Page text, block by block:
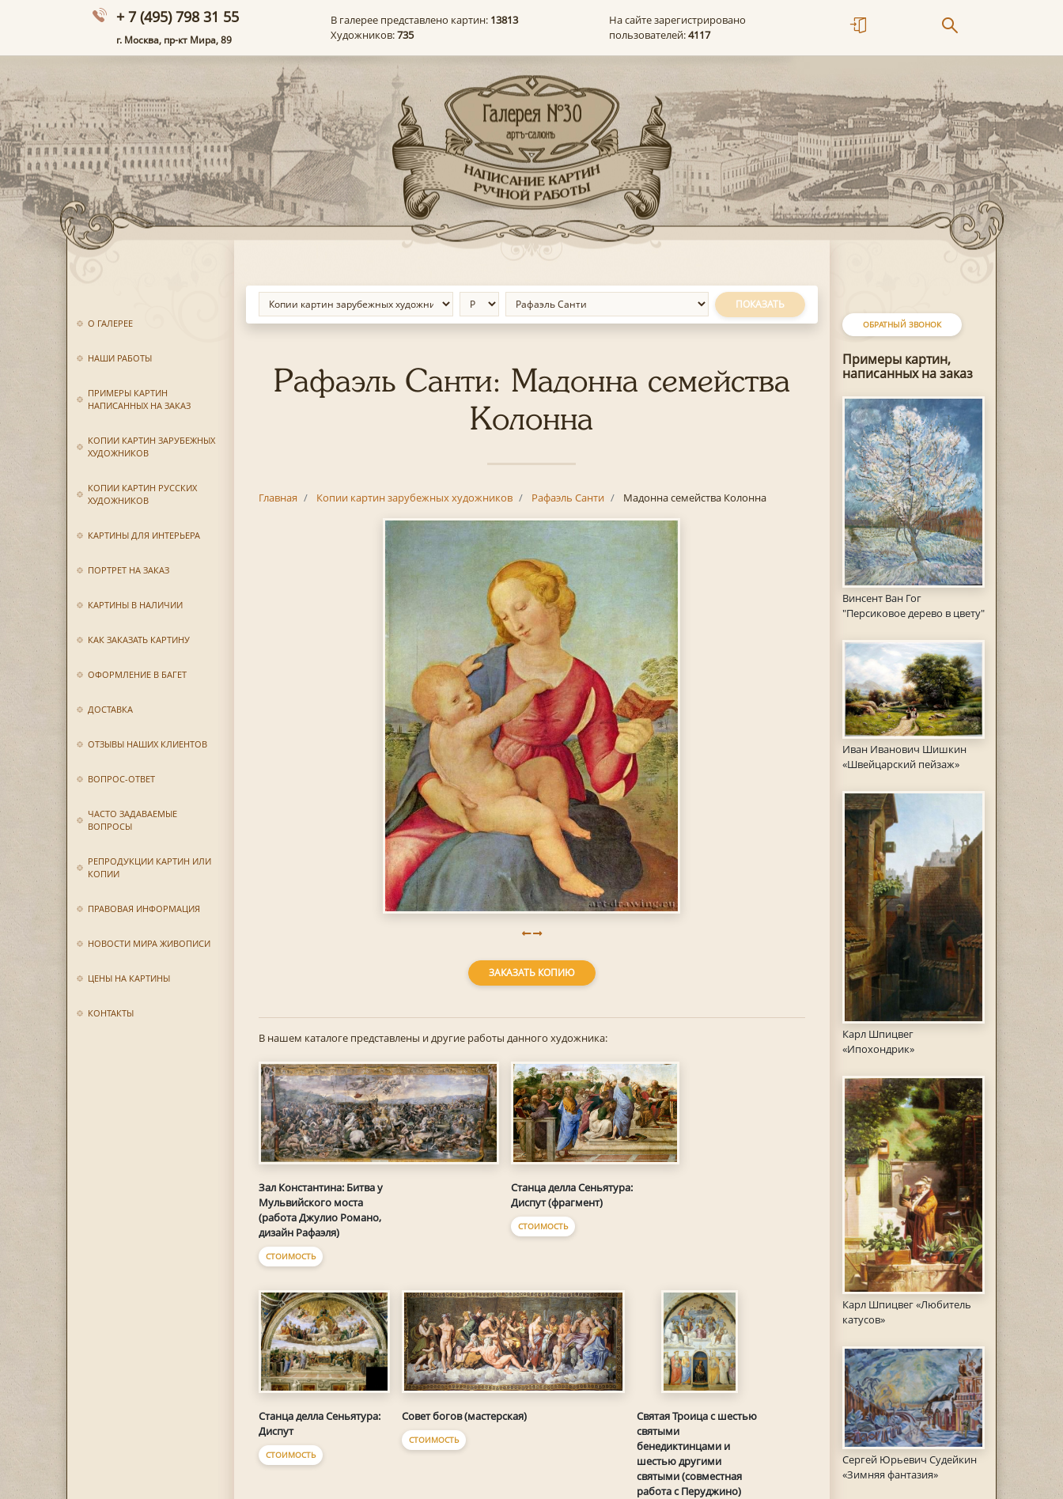
+ 7 (495) 798 31 55
г. Москва, пр-кт Мира, 89
В галерее представлено картин: 13813
Художников:735
На сайте зарегистрировано
пользователей:4117
О ГАЛЕРЕЕ
НАШИ РАБОТЫ
ПРИМЕРЫ КАРТИН
НАПИСАННЫХ НА ЗАКАЗ
КОПИИ КАРТИН ЗАРУБЕЖНЫХ
ХУДОЖНИКОВ
КОПИИ КАРТИН РУССКИХ
ХУДОЖНИКОВ
КАРТИНЫ ДЛЯ ИНТЕРЬЕРА
ПОРТРЕТ НА ЗАКАЗ
КАРТИНЫ В НАЛИЧИИ
КАК ЗАКАЗАТЬ КАРТИНУ
ОФОРМЛЕНИЕ В БАГЕТ
ДОСТАВКА
ОТЗЫВЫ НАШИХ КЛИЕНТОВ
ВОПРОС-ОТВЕТ
ЧАСТО ЗАДАВАЕМЫЕ
ВОПРОСЫ
РЕПРОДУКЦИИ КАРТИН ИЛИ
КОПИИ
ПРАВОВАЯ ИНФОРМАЦИЯ
НОВОСТИ МИРА ЖИВОПИСИ
ЦЕНЫ НА КАРТИНЫ
КОНТАКТЫ
ОБРАТНЫЙ ЗВОНОК
Примеры картин,
написанных на заказ
Винсент Ван Гог
"Персиковое дерево в цвету"
Иван Иванович Шишкин
«Швейцарский пейзаж»
Карл Шпицвег
«Ипохондрик»
Карл Шпицвег «Любитель
катусов»
Сергей Юрьевич Судейкин
«Зимняя фантазия»
ПОКАЗАТЬ
Рафаэль Санти: Мадонна семейства
Колонна
Главная Копии картин зарубежных художников Рафаэль Санти Мадонна семейства Колонна
ЗАКАЗАТЬ КОПИЮ
В нашем каталоге представлены и другие работы данного художника:
Зал Константина: Битва у
Мульвийского моста
(работа Джулио Романо,
дизайн Рафаэля)
СТОИМОСТЬ
Станца делла Сеньятура:
Диспут (фрагмент)
СТОИМОСТЬ
Станца делла Сеньятура:
Диспут
СТОИМОСТЬ
Совет богов (мастерская)
СТОИМОСТЬ
Святая Троица с шестью
святыми
бенедиктинцами и
шестью другими
святыми (совместная
работа с Перуджино)